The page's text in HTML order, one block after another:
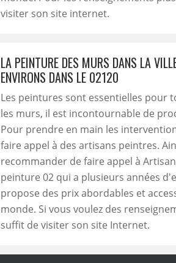
visiter son site internet.
LA PEINTURE DES MURS DANS LA
ENVIRONS DANS LE 02120
Les peintures sont essentielles pour
les murs, il est incontournable de
Pour prendre en main les
faire appel à des artisans peintres.
recommander de faire appel à
peinture 02 qui a plusieurs années
propose des prix abordables et
monde. Si vous voulez des
suffit de visiter son site Internet.